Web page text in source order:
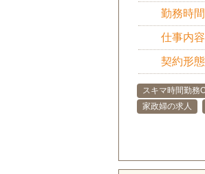
勤務時間
仕事内容
契約形態
スキマ時間勤務
家政婦の求人